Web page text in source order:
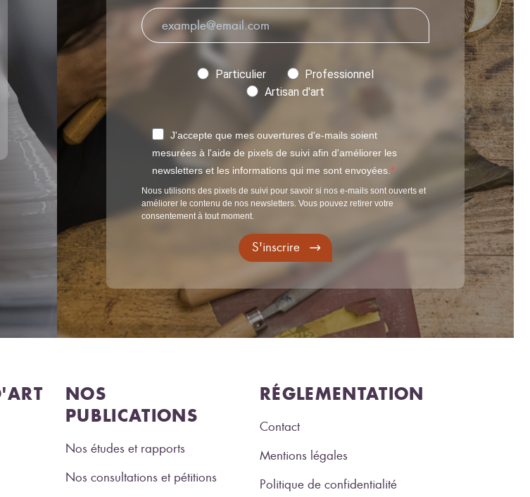
Particulier
Professionnel
Artisan d'art
J'accepte que mes ouvertures d'e-mails soient
mesurées à l'aide de pixels de suivi afin d'améliorer les
newsletters et les informations qui me sont envoyées.
Nous utilisons des pixels de suivi pour savoir si nos e-mails sont ouverts et
améliorer le contenu de nos newsletters. Vous pouvez retirer votre
consentement à tout moment.
S'inscrire
NOS
PUBLICATIONS
Nos études et rapports
Nos consultations et pétitions
RÉGLEMENTATION
Contact
Mentions légales
Politique de confidentialité